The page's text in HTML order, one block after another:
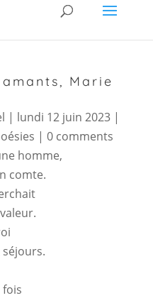
Marie
| lundi 12 juin 2023|
| 0 comments
homme,
comte.